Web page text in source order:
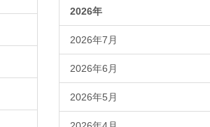
2026年
2026年7月
2026年6月
2026年5月